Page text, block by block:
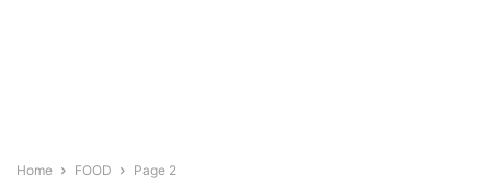
Home FOOD Page 2